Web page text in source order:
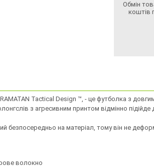
Обмін
коштів
Tactical Design ™, - це футболка з
з агресивним принтом відмінно
безпосередньо на матеріал, тому він не
волокно